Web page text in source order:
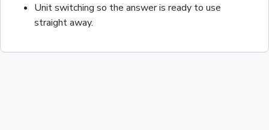
Unit switching so the answer is ready to use
straight away.